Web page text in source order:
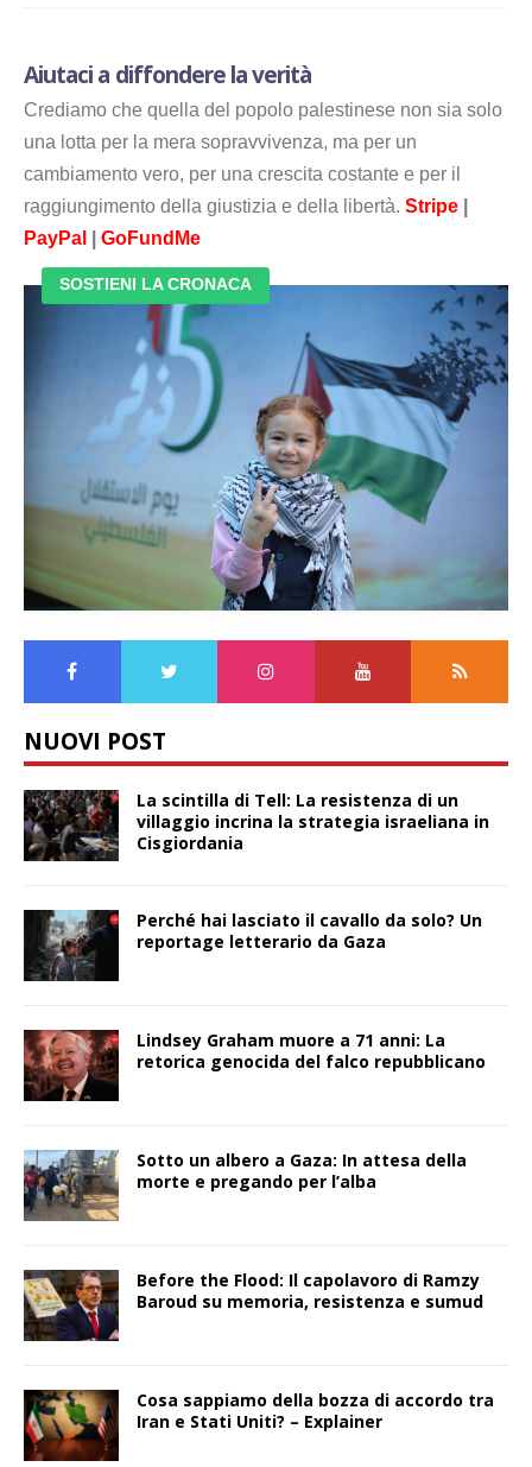
Aiutaci a diffondere la verità
Crediamo che quella del popolo palestinese non sia solo
una lotta per la mera sopravvivenza, ma per un
cambiamento vero, per una crescita costante e per il
raggiungimento della giustizia e della libertà. Stripe
PayPal
GoFundMe
SOSTIENI LA CRONACA
NUOVI POST
La scintilla di Tell: La resistenza di un
villaggio incrina la strategia israeliana in
Cisgiordania
Perché hai lasciato il cavallo da solo? Un
reportage letterario da Gaza
Lindsey Graham muore a 71 anni: La
retorica genocida del falco repubblicano
Sotto un albero a Gaza: In attesa della
morte e pregando per l’alba
Before the Flood: Il capolavoro di Ramzy
Baroud su memoria, resistenza e sumud
Cosa sappiamo della bozza di accordo tra
Iran e Stati Uniti? – Explainer